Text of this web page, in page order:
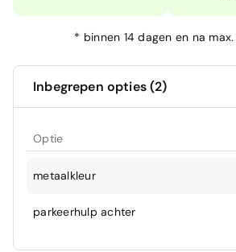
* binnen 14 dagen en na
Inbegrepen opties (2)
Optie
metaalkleur
parkeerhulp achter